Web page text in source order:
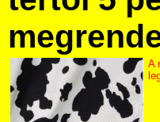
A